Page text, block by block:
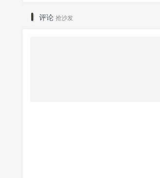
评论 抢沙发